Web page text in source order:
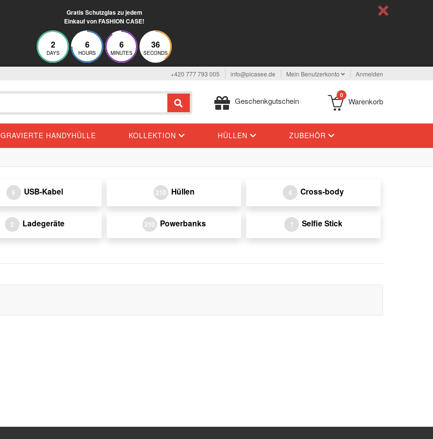
Gratis Schutzglas zu jedem
Einkauf von FASHION CASE!
2
DAYS
6
HOURS
6
MINUTES
36
SECONDS
+420 777 793 005 info@picasee.de Mein Benutzerkonto Anmelden
Geschenkgutschein
0
Warenkorb
GRAVIERTE HANDYHÜLLE KOLLEKTION HÜLLEN ZUBEHÖR
6 USB-Kabel 210 Hüllen 6 Cross-body
2 Ladegeräte 210 Powerbanks 1 Selfie Stick